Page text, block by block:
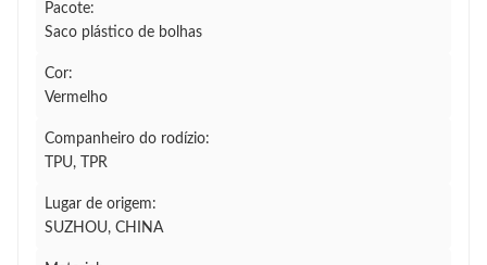
Pacote:
Saco plástico de bolhas
Cor:
Vermelho
Companheiro do rodízio:
TPU, TPR
Lugar de origem:
SUZHOU, CHINA